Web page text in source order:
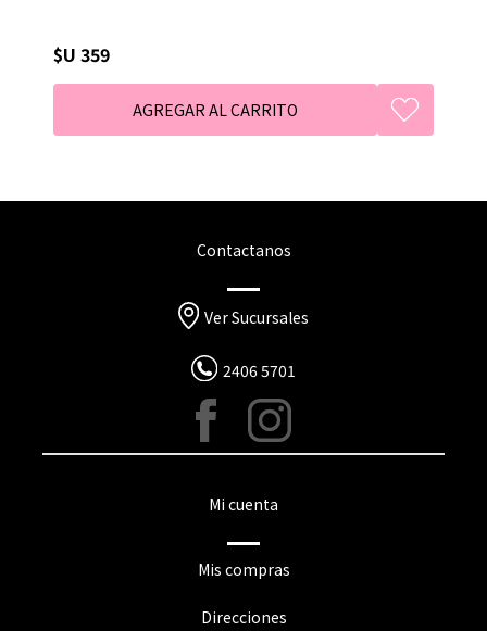
$U 359
Contactanos
Ver Sucursales
2406 5701
Mi cuenta
Mis compras
Direcciones